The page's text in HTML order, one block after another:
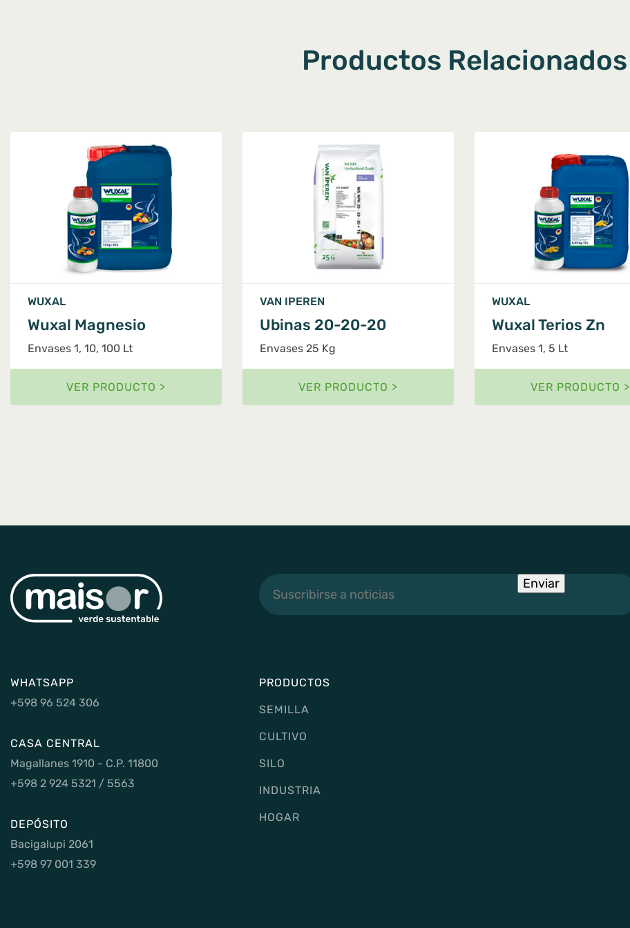
Productos Relacionados
WUXAL
Wuxal Magnesio
Envases 1, 10, 100 Lt
VER PRODUCTO >
VAN IPEREN
Ubinas 20-20-20
Envases 25 Kg
VER PRODUCTO >
WUXAL
Wuxal Terios Zn
Envases 1, 5 Lt
VER PRODUCTO >
Enviar
WHATSAPP
+598 96 524 306
CASA CENTRAL
Magallanes 1910 - C.P. 11800
+598 2 924 5321 / 5563
DEPÓSITO
Bacigalupi 2061
+598 97 001 339
PRODUCTOS
SEMILLA
CULTIVO
SILO
INDUSTRIA
HOGAR